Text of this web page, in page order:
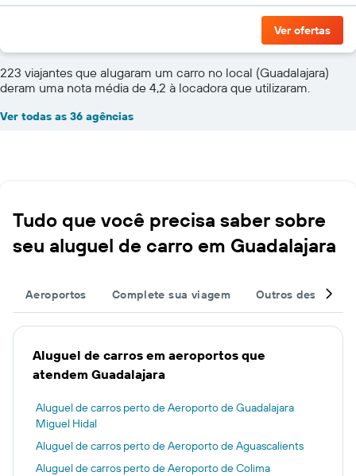
Ver ofertas
223 viajantes que alugaram um carro no local (Guadalajara)
deram uma nota média de 4,2 à locadora que utilizaram.
Ver todas as 36 agências
Tudo que você precisa saber sobre
seu aluguel de carro em Guadalajara
Aeroportos Complete sua viagem Outros destinos
Aluguel de carros em aeroportos que
atendem Guadalajara
Aluguel de carros perto de Aeroporto de Guadalajara
Miguel Hidal
Aluguel de carros perto de Aeroporto de Aguascalients
Aluguel de carros perto de Aeroporto de Colima